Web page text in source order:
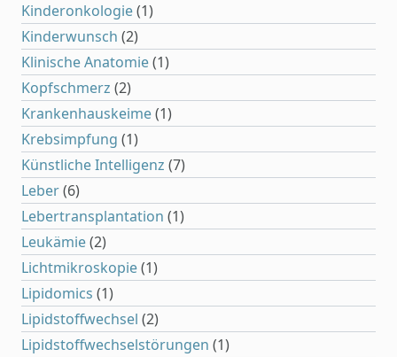
Kinderonkologie(1)
Kinderwunsch (2)
Klinische Anatomie(1)
Kopfschmerz (2)
Krankenhauskeime(1)
Krebsimpfung (1)
Künstliche Intelligenz (7)
Leber(6)
Lebertransplantation (1)
Leukämie(2)
Lichtmikroskopie(1)
Lipidomics (1)
Lipidstoffwechsel (2)
Lipidstoffwechselstörungen (1)